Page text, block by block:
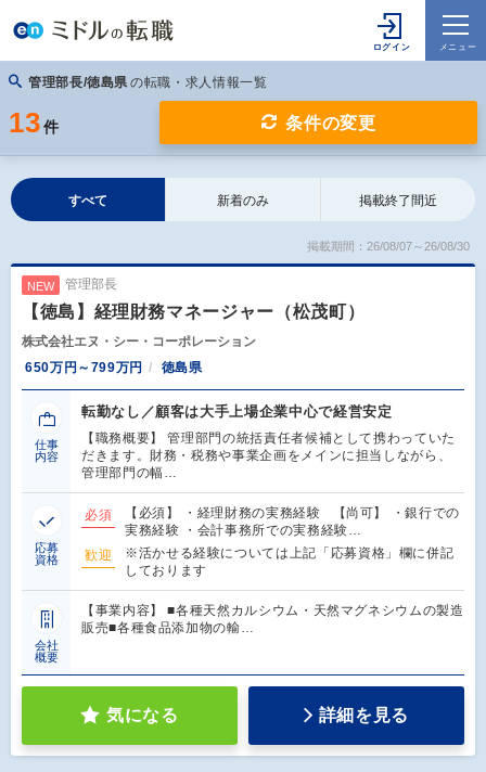
管理部長/徳島県 の転職・求人情報一覧
13 件 条件の変更
すべて 新着のみ 掲載終了間近
掲載期間：26/08/07～26/08/30
NEW 管理部長
【徳島】経理財務マネージャー（松茂町）
株式会社エヌ・シー・コーポレーション
650万円～799万円
徳島県
仕事
内容
転勤なし／顧客は大手上場企業中心で経営安定
【職務概要】 管理部門の統括責任者候補として携わっていた
だきます。財務・税務や事業企画をメインに担当しながら、
管理部門の幅…
応募
資格
必須
【必須】 ・経理財務の実務経験 【尚可】 ・銀行での
実務経験 ・会計事務所での実務経験…
歓迎
※活かせる経験については上記「応募資格」欄に併記
しております
会社
概要
【事業内容】 ■各種天然カルシウム・天然マグネシウムの製造
販売■各種食品添加物の輸…
気になる 詳細を見る